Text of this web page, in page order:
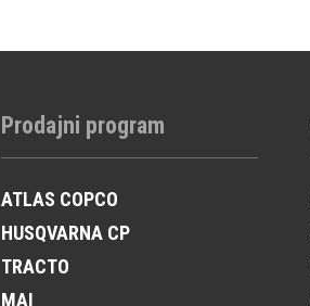
Prodajni program
ATLAS COPCO
HUSQVARNA CP
TRACTO
MAI